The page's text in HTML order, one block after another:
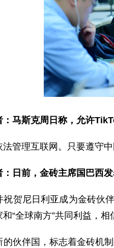
：马斯克周日称，允许
管理互联网。只要遵守
：日前，金砖主席国巴西
贺尼日利亚成为金砖伙
“全球南方”共同利益，相
伙伴国，标志着金砖机